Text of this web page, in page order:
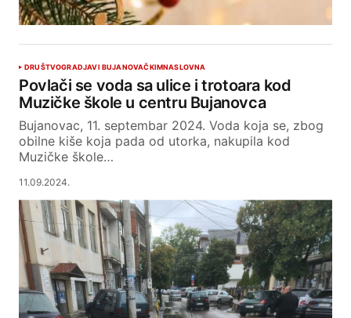
DRUŠTVOGRADJAVI BUJANOVAČKIMNASLOVNA
Povlači se voda sa ulice i trotoara kod
Muzičke škole u centru Bujanovca
Bujanovac, 11. septembar 2024. Voda koja se, zbog
obilne kiše koja pada od utorka, nakupila kod
Muzičke škole…
11.09.2024.